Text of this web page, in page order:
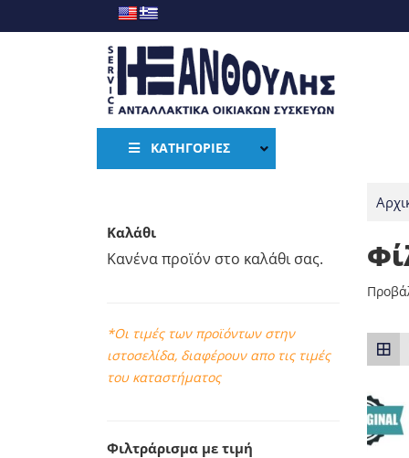
ΚΑΤΗΓΟΡΊΕΣ
ΒΆΣΕΙΣ
Καλάθι
Κανένα προϊόν στο καλάθι σας.
*Οι τιμές των προϊόντων στην
ιστοσελίδα, διαφέρουν απο τις τιμές
του καταστήματος
Φιλτράρισμα με τιμή